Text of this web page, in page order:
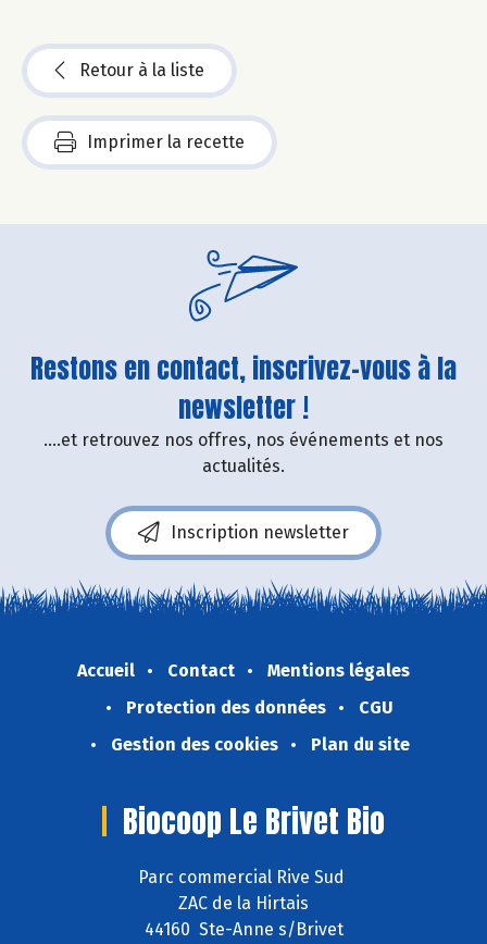
Retour à la liste
Imprimer la recette
Restons en contact, inscrivez-vous à la
newsletter !
....et retrouvez nos offres, nos événements et nos
actualités.
Inscription newsletter
Accueil Contact
Mentions légales
Protection des données
CGU
Gestion des cookies
Plan du site
Biocoop Le Brivet Bio
Parc commercial Rive Sud
ZAC de la Hirtais
44160 Ste-Anne s/Brivet